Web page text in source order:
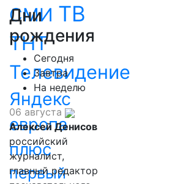
СМИ ТВ
ТНТ
Телевидение
Яндекс
европа
плюс
первый
Дни
рождения
Сегодня
Завтра
На неделю
06 августа
Алексей Денисов
российский
журналист,
главный редактор